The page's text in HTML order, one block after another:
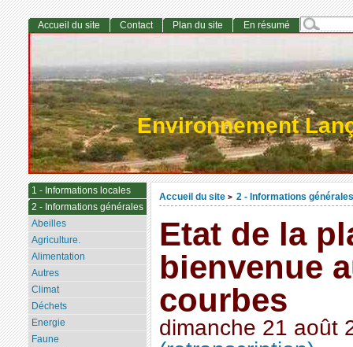
Environnement
Accueil du site > 2 - Informations générales
Etat de la
bienvenue
courbes
dimanche 21 août
Accueil du site Contact Plan du site En résumé
1 - Informations locales
2 - Informations générales
Abeilles
Agriculture.
Alimentation
Autres
Climat
Déchets
Energie
Faune